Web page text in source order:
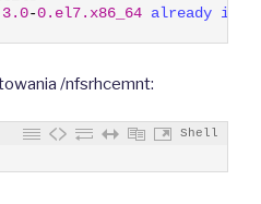
-0.el7.x86_64 already
/nfsrhcemnt:
Shell